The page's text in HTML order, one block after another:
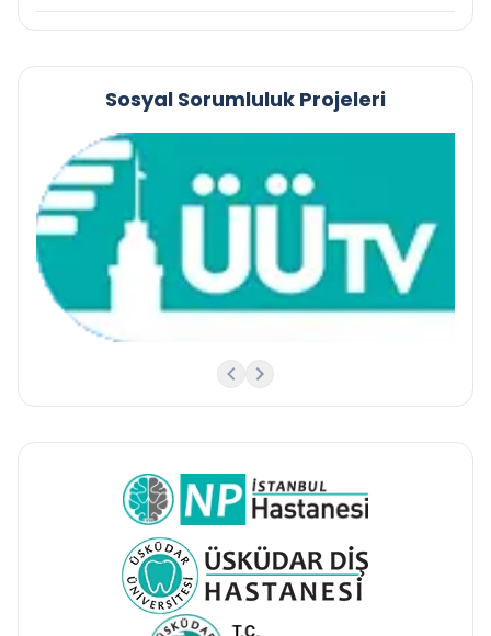
Sosyal Sorumluluk Projeleri